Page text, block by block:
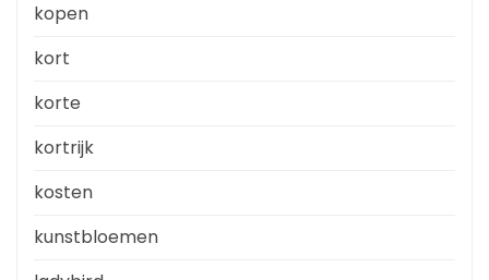
kopen
kort
korte
kortrijk
kosten
kunstbloemen